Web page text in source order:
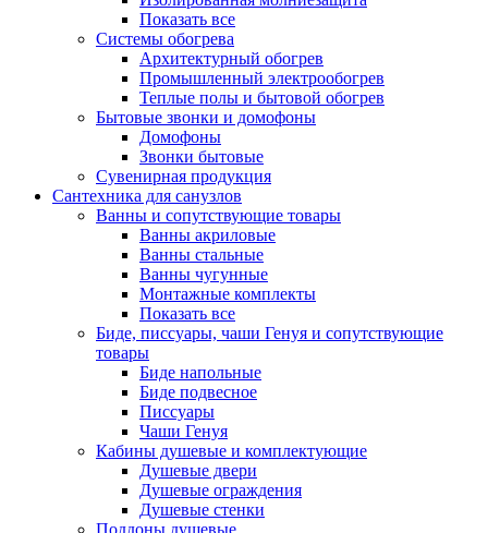
Показать все
Системы обогрева
Архитектурный обогрев
Промышленный электрообогрев
Теплые полы и бытовой обогрев
Бытовые звонки и домофоны
Домофоны
Звонки бытовые
Сувенирная продукция
Сантехника для санузлов
Ванны и сопутствующие товары
Ванны акриловые
Ванны стальные
Ванны чугунные
Монтажные комплекты
Показать все
Биде, писсуары, чаши Генуя и сопутствующие
товары
Биде напольные
Биде подвесное
Писсуары
Чаши Генуя
Кабины душевые и комплектующие
Душевые двери
Душевые ограждения
Душевые стенки
Поддоны душевые